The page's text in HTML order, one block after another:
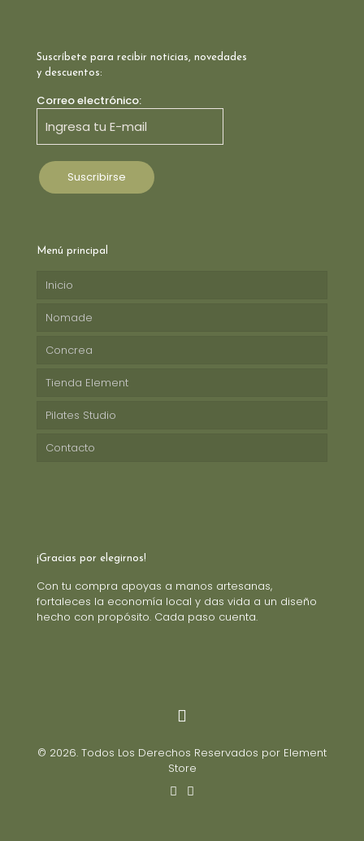
Suscríbete para recibir noticias, novedades
y descuentos:
Correo electrónico:
Menú principal
Inicio
Nomade
Concrea
Tienda Element
Pilates Studio
Contacto
¡Gracias por elegirnos!
Con tu compra apoyas a manos artesanas,
fortaleces la economía local y das vida a un diseño
hecho con propósito. Cada paso cuenta.
© 2026. Todos Los Derechos Reservados por Element
Store